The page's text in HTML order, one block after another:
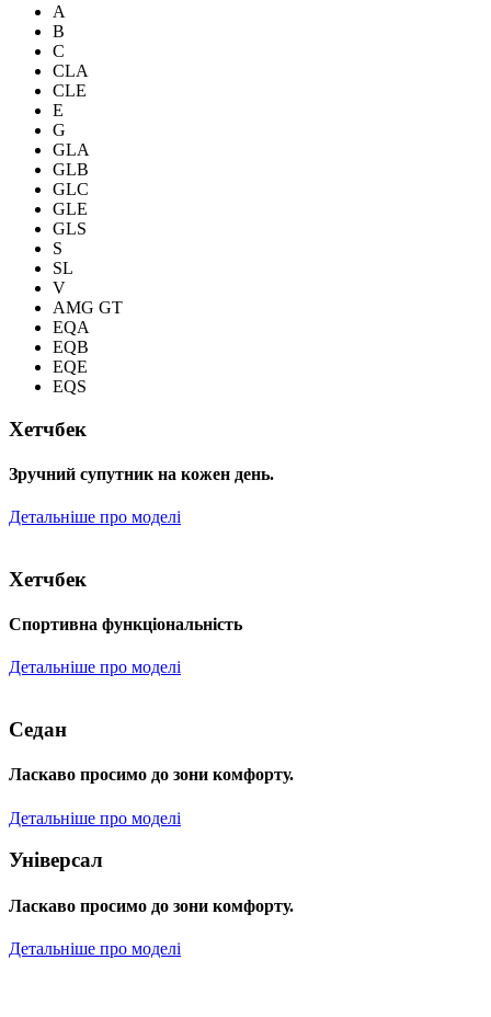
A
B
C
CLA
CLE
E
G
GLA
GLB
GLC
GLE
GLS
S
SL
V
AMG GT
EQA
EQB
EQE
EQS
Хетчбек
Зручний супутник на кожен день.
Детальніше про моделі
Хетчбек
Спортивна функціональність
Детальніше про моделі
Седан
Ласкаво просимо до зони комфорту.
Детальніше про моделі
Універсал
Ласкаво просимо до зони комфорту.
Детальніше про моделі